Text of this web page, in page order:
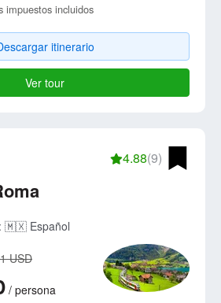
impuestos incluidos
itinerario
Ver tour
4.88(9)
🇲🇽 Español
USD
/ persona